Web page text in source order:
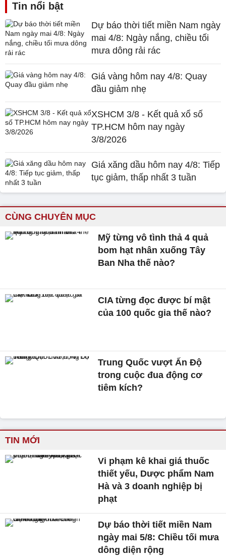
Tin nổi bật
Dự báo thời tiết miền Nam ngày
mai 4/8: Ngày nắng, chiều tối
mưa dông rải rác
Giá vàng hôm nay 4/8: Quay
đầu giảm nhẹ
XSHCM 3/8 - Kết quả xổ số
TP.HCM hôm nay ngày
3/8/2026
Giá xăng dầu hôm nay 4/8: Tiếp
tục giảm, thấp nhất 3 tuần
CÙNG CHUYÊN MỤC
Mỹ từng vô tình thả 4 quả
bom hạt nhân xuống Tây
Ban Nha thế nào?
CIA từng đọc được bí mật
của 100 quốc gia thế nào?
Trung Quốc vượt Ấn Độ
trong cuộc đua động cơ
tiêm kích?
TIN MỚI
Vi phạm kê khai giá thuốc
thiết yếu, Dược phẩm Nam
Hà và 3 doanh nghiệp bị
phạt
Dự báo thời tiết miền Nam
ngày mai 5/8: Chiều tối mưa
dông diện rộng